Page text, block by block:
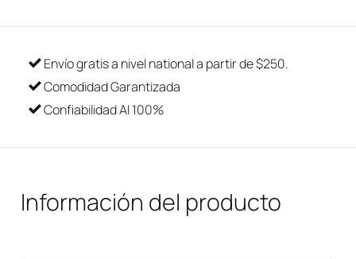
Envío gratis a nivel national a partir de $250.
Comodidad Garantizada
Confiabilidad Al 100%
Información del producto